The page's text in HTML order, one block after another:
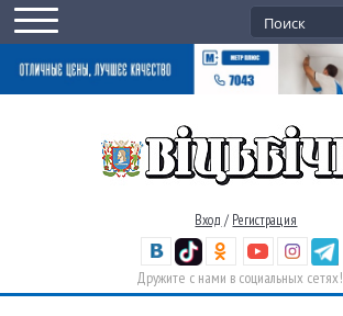
Вход / Регистрация
Дружите с нами в социальных сетях!